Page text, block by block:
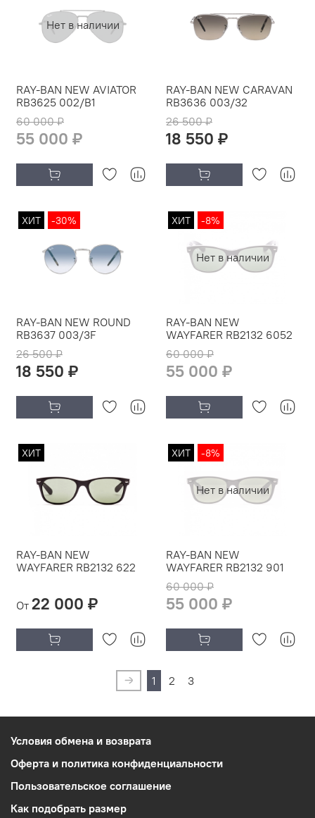
Нет в наличии
RAY-BAN NEW AVIATOR
RB3625 002/B1
60 000 ₽
55 000 ₽
RAY-BAN NEW CARAVAN
RB3636 003/32
26 500 ₽
18 550 ₽
ХИТ -30%
RAY-BAN NEW ROUND
RB3637 003/3F
26 500 ₽
18 550 ₽
Нет в наличии
ХИТ -8%
RAY-BAN NEW
WAYFARER RB2132 6052
60 000 ₽
55 000 ₽
ХИТ
RAY-BAN NEW
WAYFARER RB2132 622
От 22 000 ₽
Нет в наличии
ХИТ -8%
RAY-BAN NEW
WAYFARER RB2132 901
60 000 ₽
55 000 ₽
1 2 3
Условия обмена и возврата
Оферта и политика конфиденциальности
Пользовательское соглашение
Как подобрать размер